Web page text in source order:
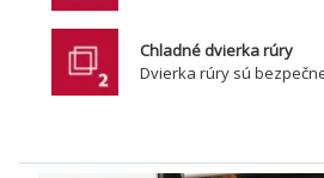
Chladné dvierka rúry
Dvierka rúry sú